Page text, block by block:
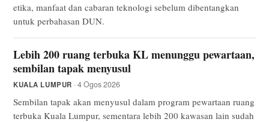
etika, manfaat dan cabaran teknologi sebelum dibentangkan
untuk perbahasan DUN.
Lebih 200 ruang terbuka KL menunggu pewartaan,
sembilan tapak menyusul
KUALA LUMPUR · 4 Ogos 2026
Sembilan tapak akan menyusul dalam program pewartaan ruang
terbuka Kuala Lumpur, sementara lebih 200 kawasan lain sudah